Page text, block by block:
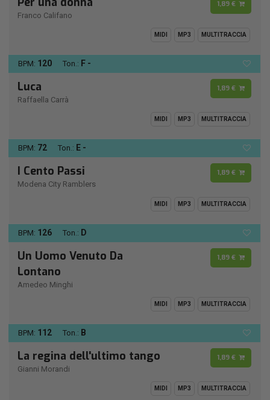
Franco Califano
1,89 €
MIDI MP3 MULTITRACCIA
BPM: 120 Ton.: F -
Luca
Raffaella Carrà
1,89 €
MIDI MP3 MULTITRACCIA
BPM: 72 Ton.: E -
I Cento Passi
Modena City Ramblers
1,89 €
MIDI MP3 MULTITRACCIA
BPM: 126 Ton.: D
Un Uomo Venuto Da
Lontano
Amedeo Minghi
1,89 €
MIDI MP3 MULTITRACCIA
BPM: 112 Ton.: B
La regina dell'ultimo tango
Gianni Morandi
1,89 €
MIDI MP3 MULTITRACCIA